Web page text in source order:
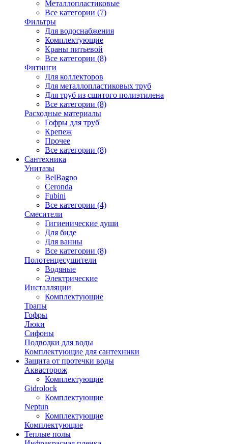
Металлопластиковые
Все категории (7)
Фильтры
Для водоснабжения
Комплектующие
Краны питьевой
Все категории (8)
Фитинги
Для коллекторов
Для металлопластиковых труб
Для труб из сшитого полиэтилена
Все категории (8)
Расходные материалы
Гофры для труб
Крепеж
Прочее
Все категории (8)
Сантехника
Унитазы
BelBagno
Ceronda
Fubini
Все категории (4)
Смесители
Гигиенические души
Для биде
Для ванны
Все категории (8)
Полотенцесушители
Водяные
Электрические
Инсталляции
Комплектующие
Трапы
Гофры
Люки
Сифоны
Подводки для воды
Комплектующие для сантехники
Защита от протечки воды
Аквасторож
Комплектующие
Gidrolock
Комплектующие
Neptun
Комплектующие
Комплектующие
Теплые полы